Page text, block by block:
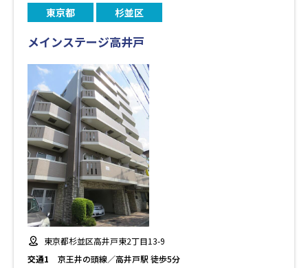
東京都 杉並区
メインステージ高井戸
東京都杉並区高井戸東2丁目13-9
交通1
京王井の頭線／高井戸駅 徒歩5分